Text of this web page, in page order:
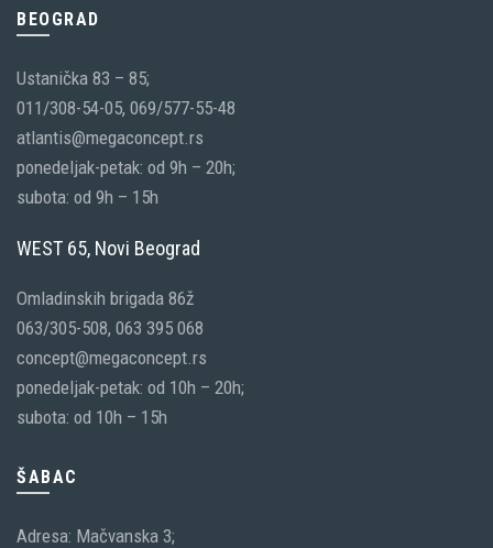
BEOGRAD
Ustanička 83 – 85;
011/308-54-05, 069/577-55-48
atlantis@megaconcept.rs
ponedeljak-petak: od 9h – 20h;
subota: od 9h – 15h
WEST 65, Novi Beograd
Omladinskih brigada 86ž
063/305-508, 063 395 068
concept@megaconcept.rs
ponedeljak-petak: od 10h – 20h;
subota: od 10h – 15h
ŠABAC
Adresa: Mačvanska 3;